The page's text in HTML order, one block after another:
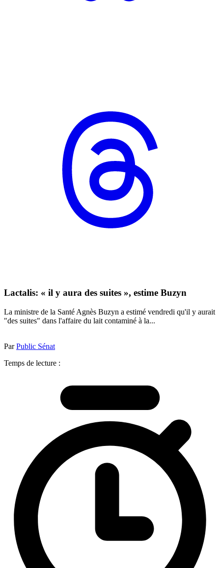
Lactalis: « il y aura des suites », estime Buzyn
La ministre de la Santé Agnès Buzyn a estimé vendredi qu'il y aurait
"des suites" dans l'affaire du lait contaminé à la...
ParPublic Sénat
Temps de lecture :